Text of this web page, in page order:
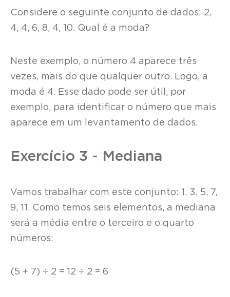
Considere o seguinte conjunto de dados: 2,
4, 4, 6, 8, 4, 10. Qual é a moda?
Neste exemplo, o número 4 aparece três
vezes, mais do que qualquer outro. Logo, a
moda é 4. Esse dado pode ser útil, por
exemplo, para identificar o número que mais
aparece em um levantamento de dados.
Exercício 3 - Mediana
Vamos trabalhar com este conjunto: 1, 3, 5, 7,
9, 11. Como temos seis elementos, a mediana
será a média entre o terceiro e o quarto
números:
(5 + 7) ÷ 2 = 12 ÷ 2 = 6